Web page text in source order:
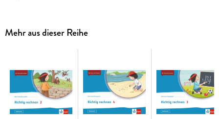
anschauliche Einführung aller Größenbereichefür Klasse 1
selbstständiges Bearbeiten durch einfache
Arbeitsaufträge.
Jetzt mehr erfahren über die Anoki-Übungshefte: www. klett.
Mehr aus dieser Reihe